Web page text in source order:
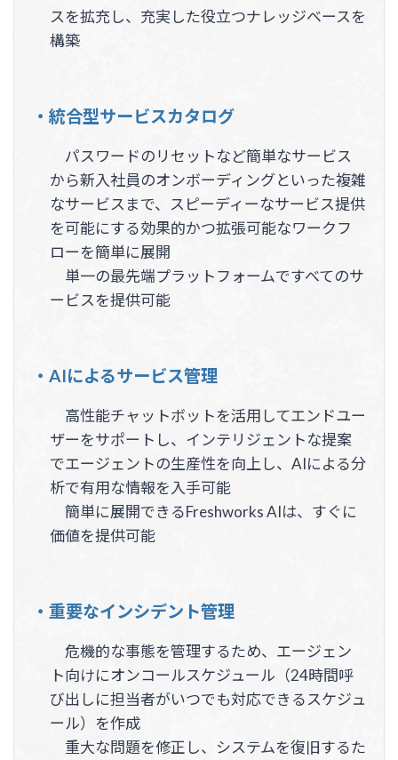
スを拡充し、充実した役立つナレッジベースを
構築
・統合型サービスカタログ
パスワードのリセットなど簡単なサービス
から新入社員のオンボーディングといった複雑
なサービスまで、スピーディーなサービス提供
を可能にする効果的かつ拡張可能なワークフ
ローを簡単に展開
単一の最先端プラットフォームですべてのサ
ービスを提供可能
・AIによるサービス管理
高性能チャットボットを活用してエンドユー
ザーをサポートし、インテリジェントな提案
でエージェントの生産性を向上し、AIによる分
析で有用な情報を入手可能
簡単に展開できるFreshworks AIは、すぐに
価値を提供可能
・重要なインシデント管理
危機的な事態を管理するため、エージェン
ト向けにオンコールスケジュール（24時間呼
び出しに担当者がいつでも対応できるスケジュ
ール）を作成
重大な問題を修正し、システムを復旧するた